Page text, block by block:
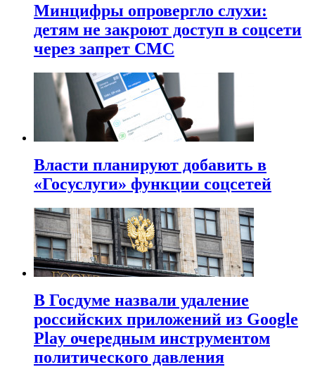
Минцифры опровергло слухи:
детям не закроют доступ в соцсети
через запрет СМС
Власти планируют добавить в
«Госуслуги» функции соцсетей
В Госдуме назвали удаление
российских приложений из Google
Play очередным инструментом
политического давления